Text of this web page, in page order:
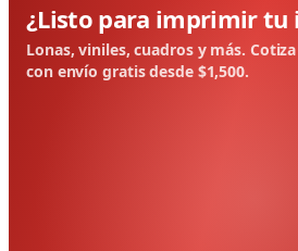
¿Listo para imprimir tu
Lonas, viniles, cuadros y más.
con envío gratis desde $1,500.